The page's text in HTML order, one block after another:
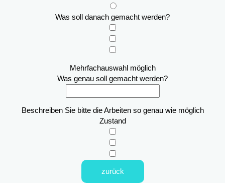
Was soll danach gemacht werden?
Mehrfachauswahl möglich
Was genau soll gemacht werden?
Beschreiben Sie bitte die Arbeiten so genau wie möglich
Zustand
zurück